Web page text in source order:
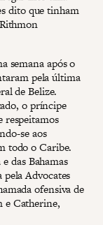
dito que tinham
semana após o
pela última
de Belize.
o príncipe
respeitamos
se aos
todo o Caribe.
das Bahamas
pela Advocates
ofensiva de
e Catherine,